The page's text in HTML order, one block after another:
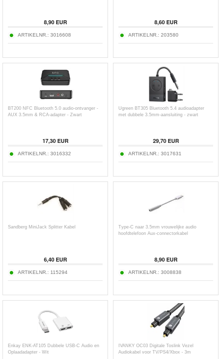
8,90EUR
ARTIKELNR.: 3016608
8,60EUR
ARTIKELNR.: 203580
BT200 NFC Bluetooth 5.0 audio-ontvanger -
AUX 3.5mm & RCA-adapter - Zwart
17,30EUR
ARTIKELNR.: 3016332
Ugreen BT305 Bluetooth 5.4 audioadapter
met dubbele 3.5mm-aansluiting - zwart
29,70EUR
ARTIKELNR.: 3017631
Sandberg MiniJack Splitter Kabel
6,40EUR
ARTIKELNR.: 115294
Type-C naar 3.5mm vrouwelijke audio
hoofdtelefoon Aux-connectorkabel
8,90EUR
ARTIKELNR.: 3008838
Enkay ENK-AT105 Dubbele USB-C Audio en
Oplaadadapter - Wit
IVANKY OC03 Digitale Toslink Vezel
Audiokabel voor TV/PS4/Xbox - 3m